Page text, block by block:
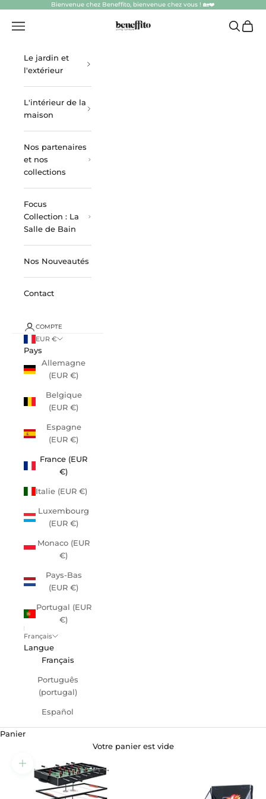
Passer au contenuBienvenue chez Beneffito, bienvenue chez vous ! 🏡❤️
beneffito.com
Ouvrir la navigation Ouvrir la
Voir
Le jardin et
l'extérieur
L'intérieur de la
maison
Nos partenaires
et nos
collections
Focus
Collection : La
Salle de Bain
Nos Nouveautés
Contact
COMPTE
EUR €
Pays
Allemagne
(EUR €)
Belgique
(EUR €)
Espagne
(EUR €)
France (EUR
€)
Italie (EUR €)
Luxembourg
(EUR €)
Monaco (EUR
€)
Pays-Bas
(EUR €)
Portugal (EUR
€)
Français
Langue
Français
Português
(portugal)
Español
Panier
Votre panier est vide
Zoomer sur l'image